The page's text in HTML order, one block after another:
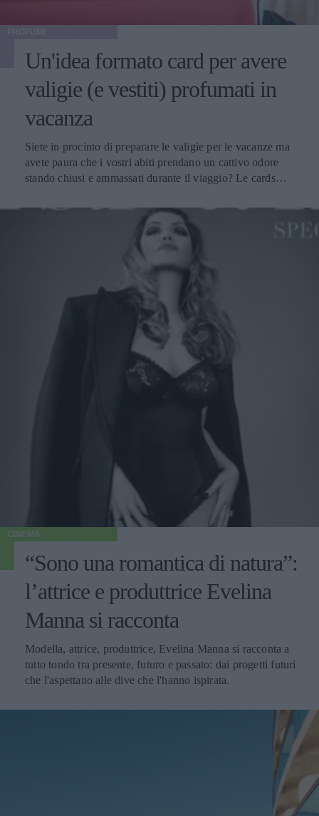
Un'idea formato card per avere
valigie (e vestiti) profumati in
vacanza
Siete in procinto di preparare le valigie per le vacanze ma
avete paura che i vostri abiti prendano un cattivo odore
stando chiusi e ammassati durante il viaggio? Le cards
CINEMA
“Sono una romantica di natura”:
l’attrice e produttrice Evelina
Manna si racconta
Modella, attrice, produttrice, Evelina Manna si racconta a
tutto tondo tra presente, futuro e passato: dai progetti futuri
che l'aspettano alle dive che l'hanno ispirata.